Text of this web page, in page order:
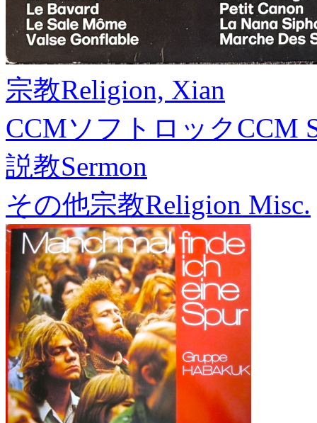
宗教Religion, Xian
CCMソフトロックCCM
説教Sermon
その他宗教Religion Misc.